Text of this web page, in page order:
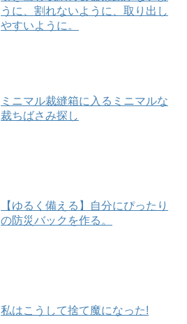
うに、割れないように、取り出し
やすいように。
ミニマル裁縫箱に入るミニマルな
裁ちばさみ探し
【ゆるく備える】自分にぴったり
の防災バックを作る。
私はこうして捨て魔になった!